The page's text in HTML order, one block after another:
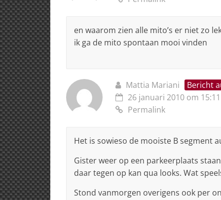
en waarom zien alle mito’s er niet zo
ik ga de mito spontaan mooi vinden
Mattia Mariani
Bericht
26 januari 2010 om 15:11
Permalink
Het is sowieso de mooiste B segment
Gister weer op een parkeerplaats
daar tegen op kan qua looks. Wat
Stond vanmorgen overigens ook per